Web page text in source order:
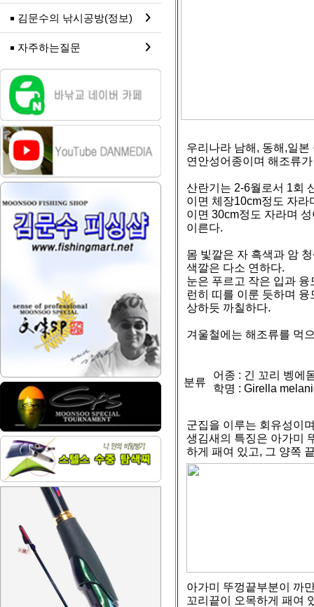
김문수의 낚시공방(정보)
자주하는질문
우리나라 남해, 동해,일
연안성어종이며 해조류
산란기는 2-6월로서 1회
이면 체장10cm정도 자라
이면 30cm정도 자라며
이른다.
몸 빛깔은 자 흑색과 암
색깔은 다소 연하다.
눈은 푸르고 작은 입과
런히 띠를 이룬 듯하며
상하듯 까칠하다.
겨울철에는 해조류를 먹
분류
어종 : 긴 꼬리 벵에
학명 : Girella
군집을 이루는 회유성이
생김새의 특징은 아가미
하게 패여 있고, 그 양쪽
아가미 뚜껑끝부분이 까
꼬리끝이 오목하게 패여